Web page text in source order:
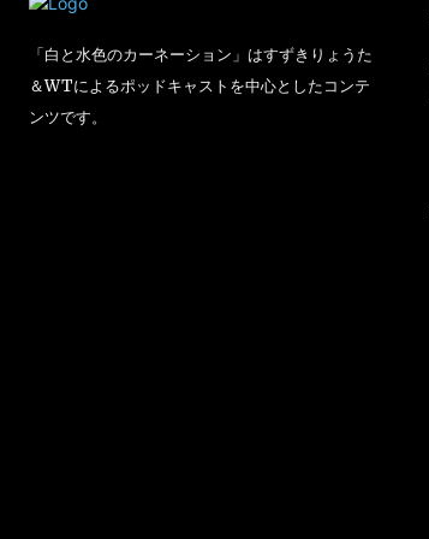
「白と水色のカーネーション」はすずきりょうた
＆WTによるポッドキャストを中心としたコンテ
ンツです。